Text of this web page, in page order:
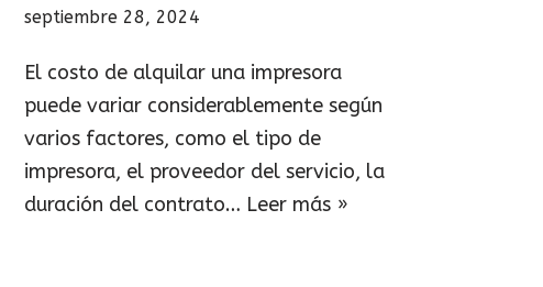
septiembre 28, 2024
El costo de alquilar una impresora
puede variar considerablemente según
varios factores, como el tipo de
impresora, el proveedor del servicio, la
duración del contrato… Leer más »